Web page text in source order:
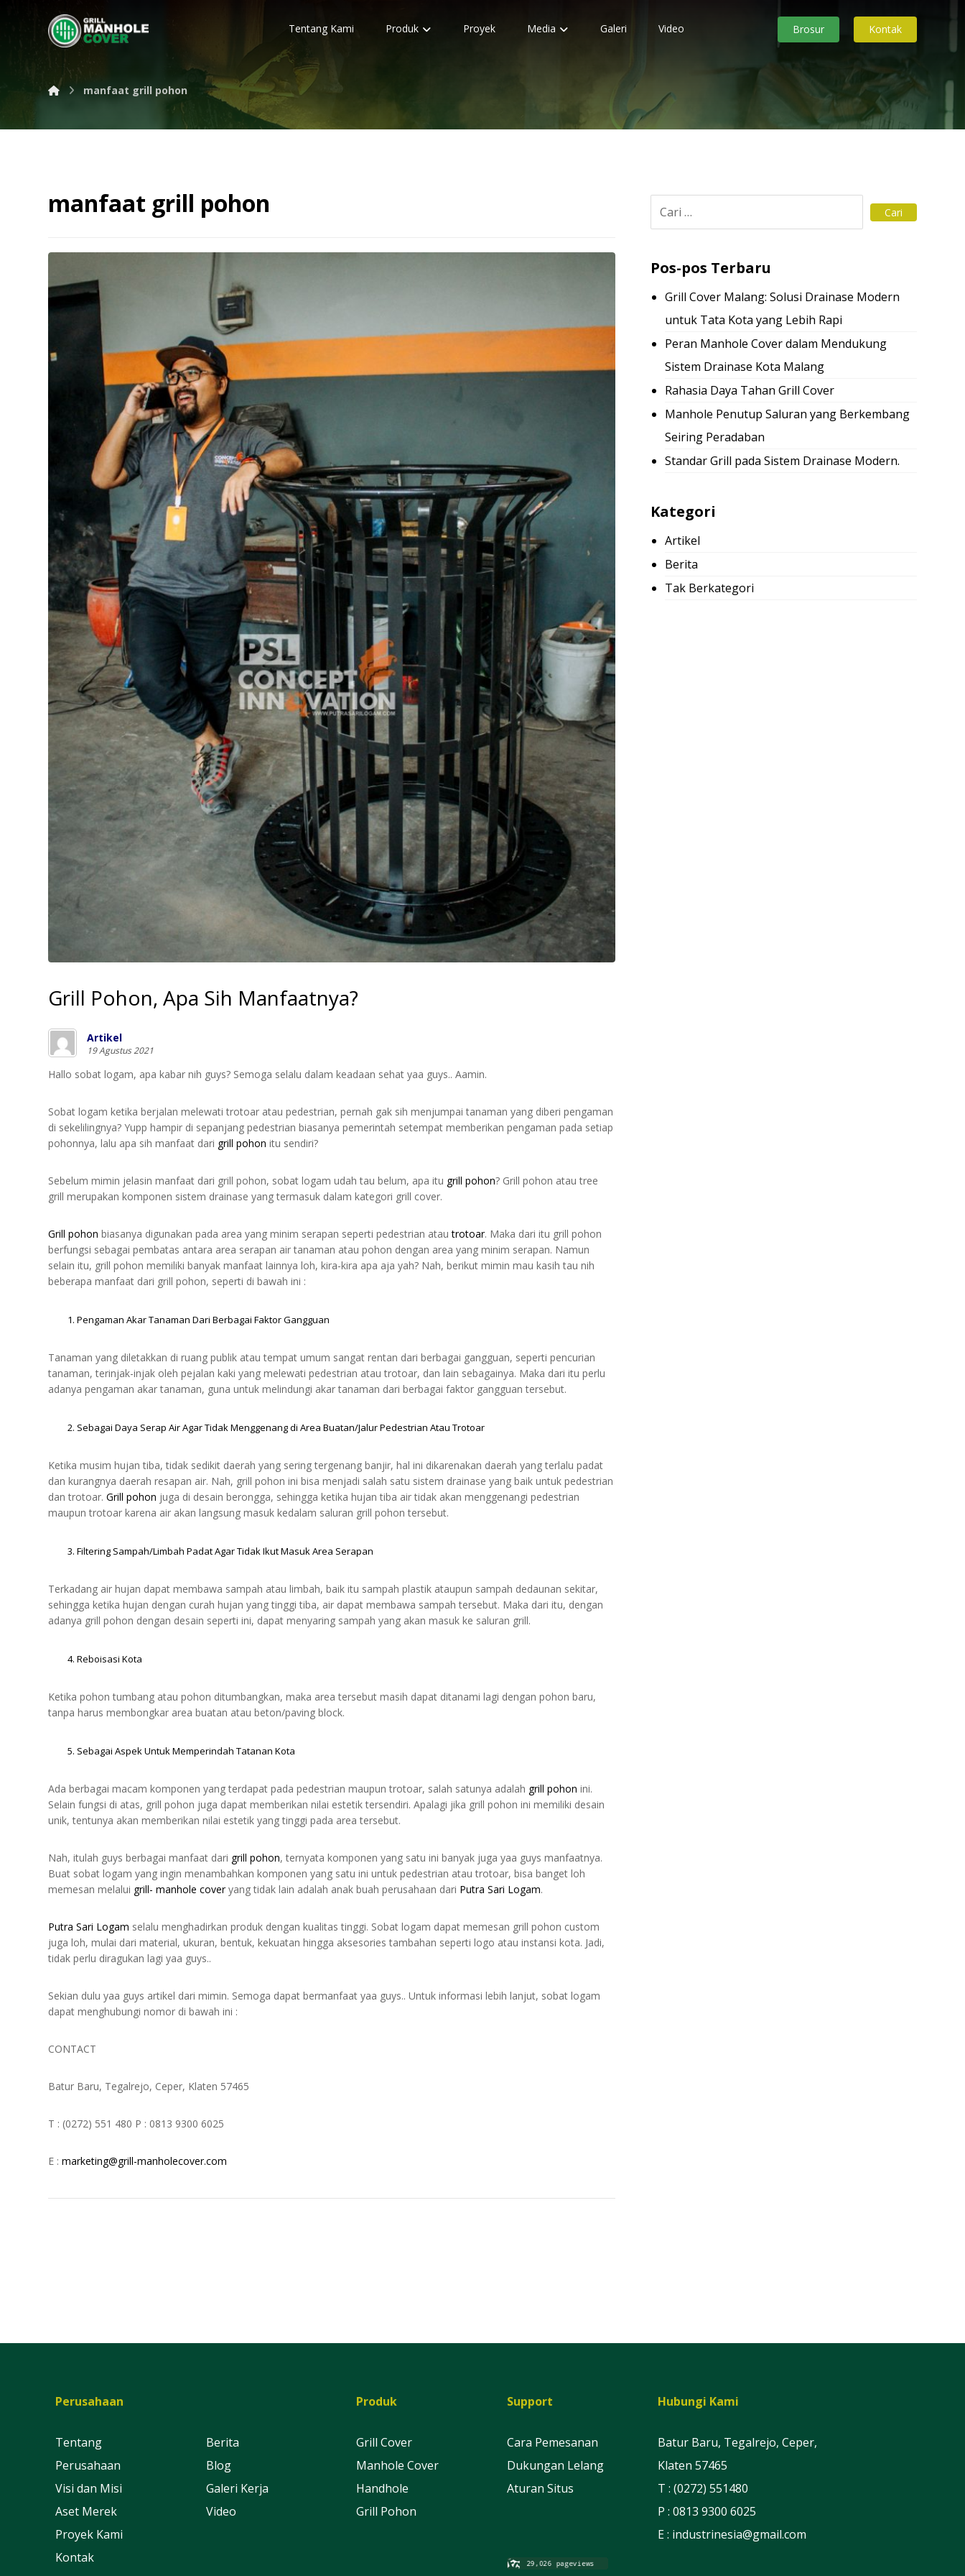
Tentang Kami Produk Proyek Media Galeri Video Kontak
Brosur
manfaat grill pohon
manfaat grill pohon
Grill Pohon, Apa Sih Manfaatnya?
Artikel
19 Agustus 2021
Hallo sobat logam, apa kabar nih guys? Semoga selalu dalam keadaan sehat yaa guys.. Aamin.
Sobat logam ketika berjalan melewati trotoar atau pedestrian, pernah gak sih menjumpai tanaman yang diberi pengaman
di sekelilingnya? Yupp hampir di sepanjang pedestrian biasanya pemerintah setempat memberikan pengaman pada setiap
pohonnya, lalu apa sih manfaat dari grill pohon itu sendiri?
Sebelum mimin jelasin manfaat dari grill pohon, sobat logam udah tau belum, apa itu grill pohon? Grill pohon atau tree
grill merupakan komponen sistem drainase yang termasuk dalam kategori grill cover.
Grill pohon biasanya digunakan pada area yang minim serapan seperti pedestrian atautrotoar. Maka dari itu grill pohon
berfungsi sebagai pembatas antara area serapan air tanaman atau pohon dengan area yang minim serapan. Namun
selain itu, grill pohon memiliki banyak manfaat lainnya loh, kira-kira apa aja yah? Nah, berikut mimin mau kasih tau nih
beberapa manfaat dari grill pohon, seperti di bawah ini :
Pengaman Akar Tanaman Dari Berbagai Faktor Gangguan
Tanaman yang diletakkan di ruang publik atau tempat umum sangat rentan dari berbagai gangguan, seperti pencurian
tanaman, terinjak-injak oleh pejalan kaki yang melewati pedestrian atau trotoar, dan lain sebagainya. Maka dari itu perlu
adanya pengaman akar tanaman, guna untuk melindungi akar tanaman dari berbagai faktor gangguan tersebut.
Sebagai Daya Serap Air Agar Tidak Menggenang di Area Buatan/Jalur Pedestrian Atau Trotoar
Ketika musim hujan tiba, tidak sedikit daerah yang sering tergenang banjir, hal ini dikarenakan daerah yang terlalu padat
dan kurangnya daerah resapan air. Nah, grill pohon ini bisa menjadi salah satu sistem drainase yang baik untuk pedestrian
dan trotoar.Grill pohon juga di desain berongga, sehingga ketika hujan tiba air tidak akan menggenangi pedestrian
maupun trotoar karena air akan langsung masuk kedalam saluran grill pohon tersebut.
Filtering Sampah/Limbah Padat Agar Tidak Ikut Masuk Area Serapan
Terkadang air hujan dapat membawa sampah atau limbah, baik itu sampah plastik ataupun sampah dedaunan sekitar,
sehingga ketika hujan dengan curah hujan yang tinggi tiba, air dapat membawa sampah tersebut. Maka dari itu, dengan
adanya grill pohon dengan desain seperti ini, dapat menyaring sampah yang akan masuk ke saluran grill.
Reboisasi Kota
Ketika pohon tumbang atau pohon ditumbangkan, maka area tersebut masih dapat ditanami lagi dengan pohon baru,
tanpa harus membongkar area buatan atau beton/paving block.
Sebagai Aspek Untuk Memperindah Tatanan Kota
Ada berbagai macam komponen yang terdapat pada pedestrian maupun trotoar, salah satunya adalah grill pohon ini.
Selain fungsi di atas, grill pohon juga dapat memberikan nilai estetik tersendiri. Apalagi jika grill pohon ini memiliki desain
unik, tentunya akan memberikan nilai estetik yang tinggi pada area tersebut.
Nah, itulah guys berbagai manfaat dari grill pohon, ternyata komponen yang satu ini banyak juga yaa guys manfaatnya.
Buat sobat logam yang ingin menambahkan komponen yang satu ini untuk pedestrian atau trotoar, bisa banget loh
memesan melalui grill- manhole coveryang tidak lain adalah anak buah perusahaan dari Putra Sari Logam.
Putra Sari Logam selalu menghadirkan produk dengan kualitas tinggi. Sobat logam dapat memesan grill pohon custom
juga loh, mulai dari material, ukuran, bentuk, kekuatan hingga aksesories tambahan seperti logo atau instansi kota. Jadi,
tidak perlu diragukan lagi yaa guys..
Sekian dulu yaa guys artikel dari mimin. Semoga dapat bermanfaat yaa guys.. Untuk informasi lebih lanjut, sobat logam
dapat menghubungi nomor di bawah ini :
CONTACT
Batur Baru, Tegalrejo, Ceper, Klaten 57465
T : (0272) 551 480 P : 0813 9300 6025
E :marketing@grill-manholecover.com
Pos-pos Terbaru
Grill Cover Malang: Solusi Drainase Modern
untuk Tata Kota yang Lebih Rapi
Peran Manhole Cover dalam Mendukung
Sistem Drainase Kota Malang
Rahasia Daya Tahan Grill Cover
Manhole Penutup Saluran yang Berkembang
Seiring Peradaban
Standar Grill pada Sistem Drainase Modern.
Kategori
Artikel
Berita
Tak Berkategori
Perusahaan
Tentang
Perusahaan
Visi dan Misi
Aset Merek
Proyek Kami
Kontak
Berita
Blog
Galeri Kerja
Video
Produk
Grill Cover
Manhole Cover
Handhole
Grill Pohon
Support
Cara Pemesanan
Dukungan Lelang
Aturan Situs
Hubungi Kami
Batur Baru, Tegalrejo, Ceper,
Klaten 57465
T : (0272) 551480
P : 0813 9300 6025
E : industrinesia@gmail.com